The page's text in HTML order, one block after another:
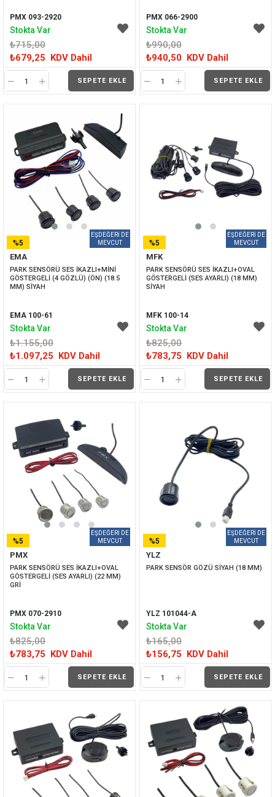
PMX 093-2920
₺715,00
₺679,25 KDV Dahil
SEPETE EKLE
Stokta Var
PMX 066-2900
₺990,00
₺940,50 KDV Dahil
SEPETE EKLE
Stokta Var
EMA
PARK SENSÖRÜ SES İKAZLI+MİNİ
GÖSTERGELİ (4 GÖZLÜ) (ÖN) (18.5
MM) SİYAH
EMA 100-61
₺1.155,00
₺1.097,25 KDV Dahil
SEPETE EKLE
%5
İNDIRIM
Stokta Var
MFK
PARK SENSÖRÜ SES İKAZLI+OVAL
GÖSTERGELİ (SES AYARLI) (18 MM)
SİYAH
MFK 100-14
₺825,00
₺783,75 KDV Dahil
SEPETE EKLE
%5
İNDIRIM
Stokta Var
PMX
PARK SENSÖRÜ SES İKAZLI+OVAL
GÖSTERGELİ (SES AYARLI) (22 MM)
GRİ
PMX 070-2910
₺825,00
₺783,75 KDV Dahil
SEPETE EKLE
%5
İNDIRIM
Stokta Var
YLZ
PARK SENSÖR GÖZÜ SİYAH (18 MM)
YLZ 101044-A
₺165,00
₺156,75 KDV Dahil
SEPETE EKLE
%5
İNDIRIM
Stokta Var